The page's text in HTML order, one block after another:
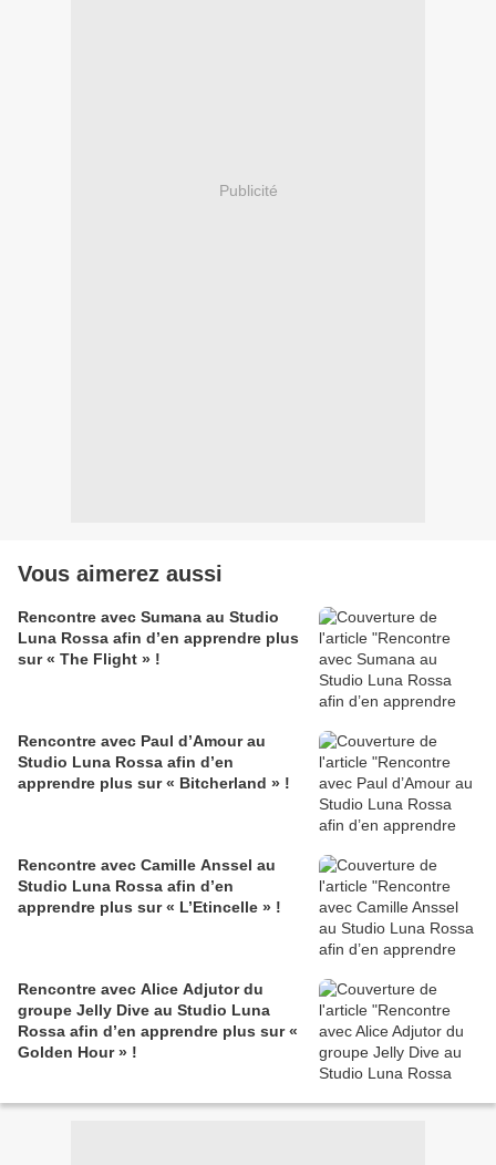
Publicité
Vous aimerez aussi
Rencontre avec Sumana au Studio
Luna Rossa afin d’en apprendre plus
sur « The Flight » !
Rencontre avec Paul d’Amour au
Studio Luna Rossa afin d’en
apprendre plus sur « Bitcherland » !
Rencontre avec Camille Anssel au
Studio Luna Rossa afin d’en
apprendre plus sur « L’Etincelle » !
Rencontre avec Alice Adjutor du
groupe Jelly Dive au Studio Luna
Rossa afin d’en apprendre plus sur «
Golden Hour » !